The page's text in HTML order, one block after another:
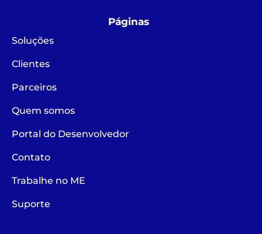
Páginas
Soluções
Clientes
Parceiros
Quem somos
Portal do Desenvolvedor
Contato
Trabalhe no ME
Suporte